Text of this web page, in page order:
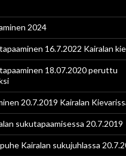
2024
16.7.2022 Kairalan
18.07.2020 peruttu
20.7.2019 Kairalan
sukutapaamisessa 20.7.2019
Kairalan sukujuhlassa